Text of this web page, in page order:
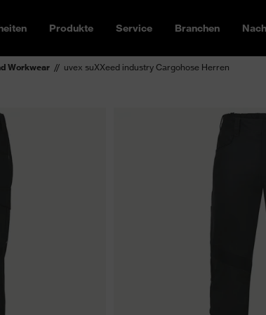
Produkte Service Branchen
Workwear uvex suXXeed industry Cargohose Herren